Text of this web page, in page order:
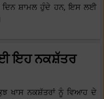
ਸ਼ਾਮਲ ਹੁੰਦੇ ਹਨ, ਇਸ ਲਈ
ਇਹ ਨਕਸ਼ੱਤਰ
ਖਾਸ ਨਕਸ਼ੱਤਰਾਂ ਨੂੰ ਵਿਆਹ ਦੇ